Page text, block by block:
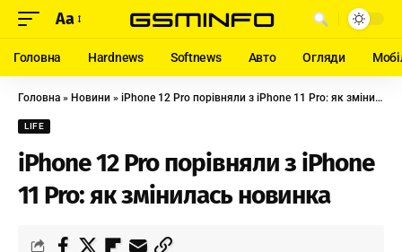
Aa
Головна Hardnews Softnews Авто Огляди
Головна » Новини » iPhone 12 Pro порівняли з iPhone 11 Pro: як змінилась новинка
LIFE
iPhone 12 Pro порівняли з iPhone
11 Pro: як змінилась новинка